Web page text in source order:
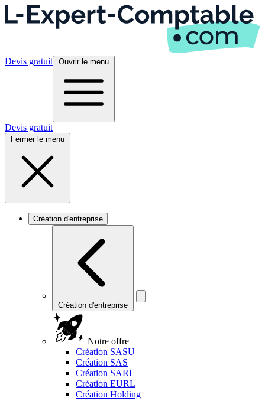
Devis gratuit Ouvrir le menu
Devis gratuit
Fermer le menu
Création d'entreprise
Création d'entreprise
Notre offre
Création SASU
Création SAS
Création SARL
Création EURL
Création Holding